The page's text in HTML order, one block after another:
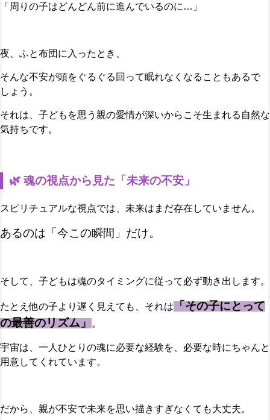
「周りの子はどんどん前に進んでいるのに…」
夜、ふと布団に入ったとき、
そんな不安が頭をぐるぐる回って眠れなくなることもあるで
しょう。
それは、子どもを思う親の愛情が深いからこそ生まれる自然な
気持ちです。
🌿 魂の視点から見た「未来の不安」
スピリチュアルな視点では、未来はまだ存在していません。
あるのは「今この瞬間」だけ。
そして、子どもは魂のタイミングに従って必ず動き出します。
たとえ他の子より遅く見えても、それは「その子にとって
の最善のリズム」。
宇宙は、一人ひとりの魂に必要な経験を、必要な時にちゃんと
用意してくれています。
だから、親が不安で未来を思い描きすぎなくても大丈夫。